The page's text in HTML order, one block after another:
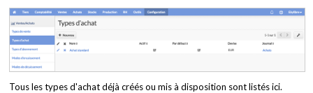
Tous les types d'achat déjà créés ou mis à disposition sont listés ici.